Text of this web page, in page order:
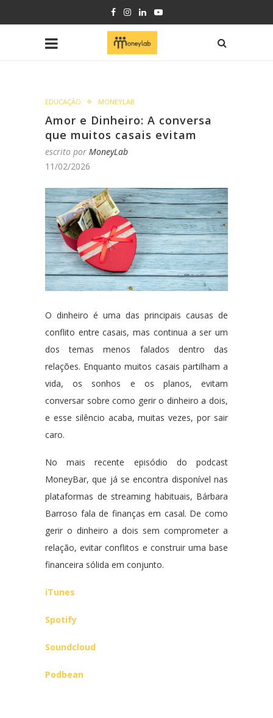
EDUCAÇÃO MONEYLAB
Amor e Dinheiro: A conversa
que muitos casais evitam
escrito por MoneyLab
11/02/2026
O dinheiro é uma das principais causas de
conflito entre casais, mas continua a ser um
dos temas menos falados dentro das
relações. Enquanto muitos casais partilham a
vida, os sonhos e os planos, evitam
conversar sobre como gerir o dinheiro a dois,
e esse silêncio acaba, muitas vezes, por sair
caro.
No mais recente episódio do podcast
MoneyBar, que já se encontra disponível nas
plataformas de streaming habituais, Bárbara
Barroso fala de finanças em casal. De como
gerir o dinheiro a dois sem comprometer a
relação, evitar conflitos e construir uma base
financeira sólida em conjunto.
iTunes
Spotify
Soundcloud
Podbean